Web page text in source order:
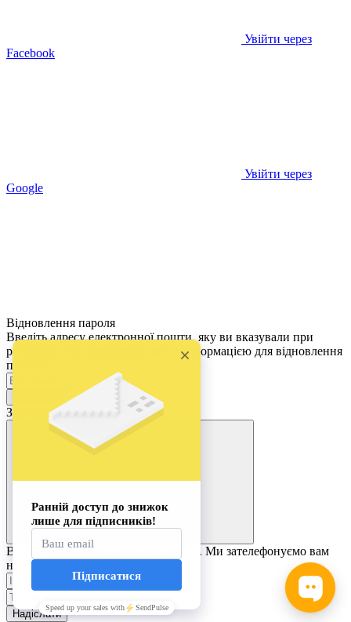
Увійти через
Facebook
Увійти через
Google
Відновлення пароля
Введіть адресу електронної пошти, яку ви вказували при
реєстрації. Ми надішлемо лист з інформацією для відновлення
пароля.
Замовити дзвінок
Вкажіть ваш номер телефону та ім'я. Ми зателефонуємо вам
найближчим часом.
Надіслати